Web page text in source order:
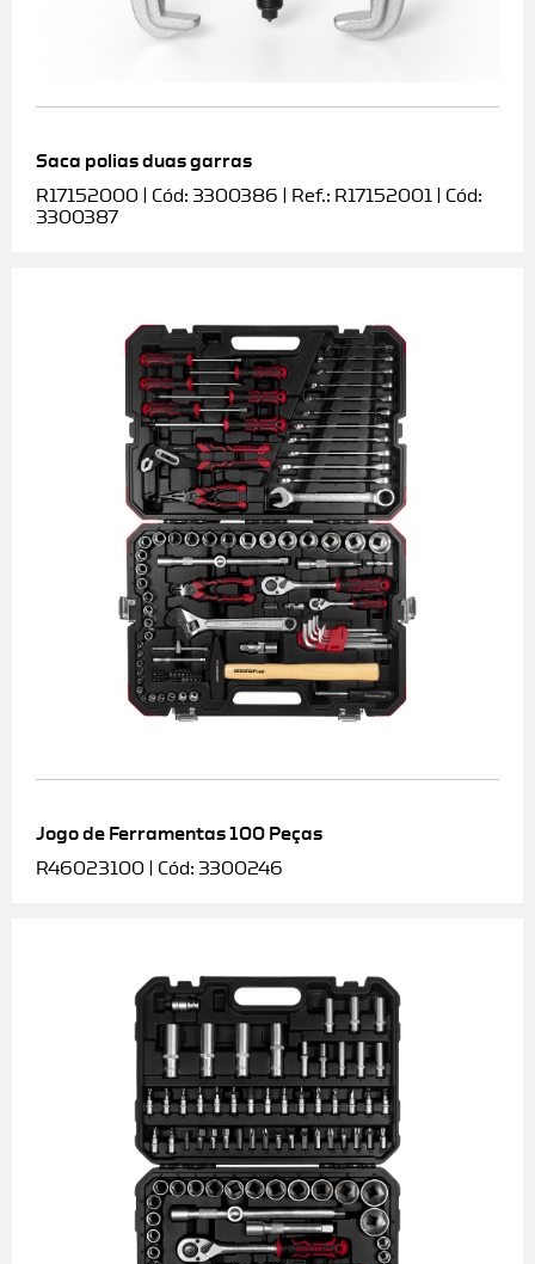
Saca polias duas garras
R17152000 | Cód: 3300386 | Ref.: R17152001 | Cód:
3300387
Jogo de Ferramentas 100 Peças
R46023100 | Cód: 3300246